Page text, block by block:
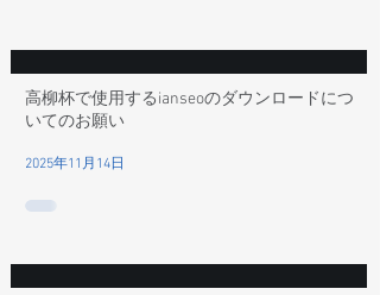
高柳杯で使用するianseoのダウンロードにつ
いてのお願い
2025年11月14日